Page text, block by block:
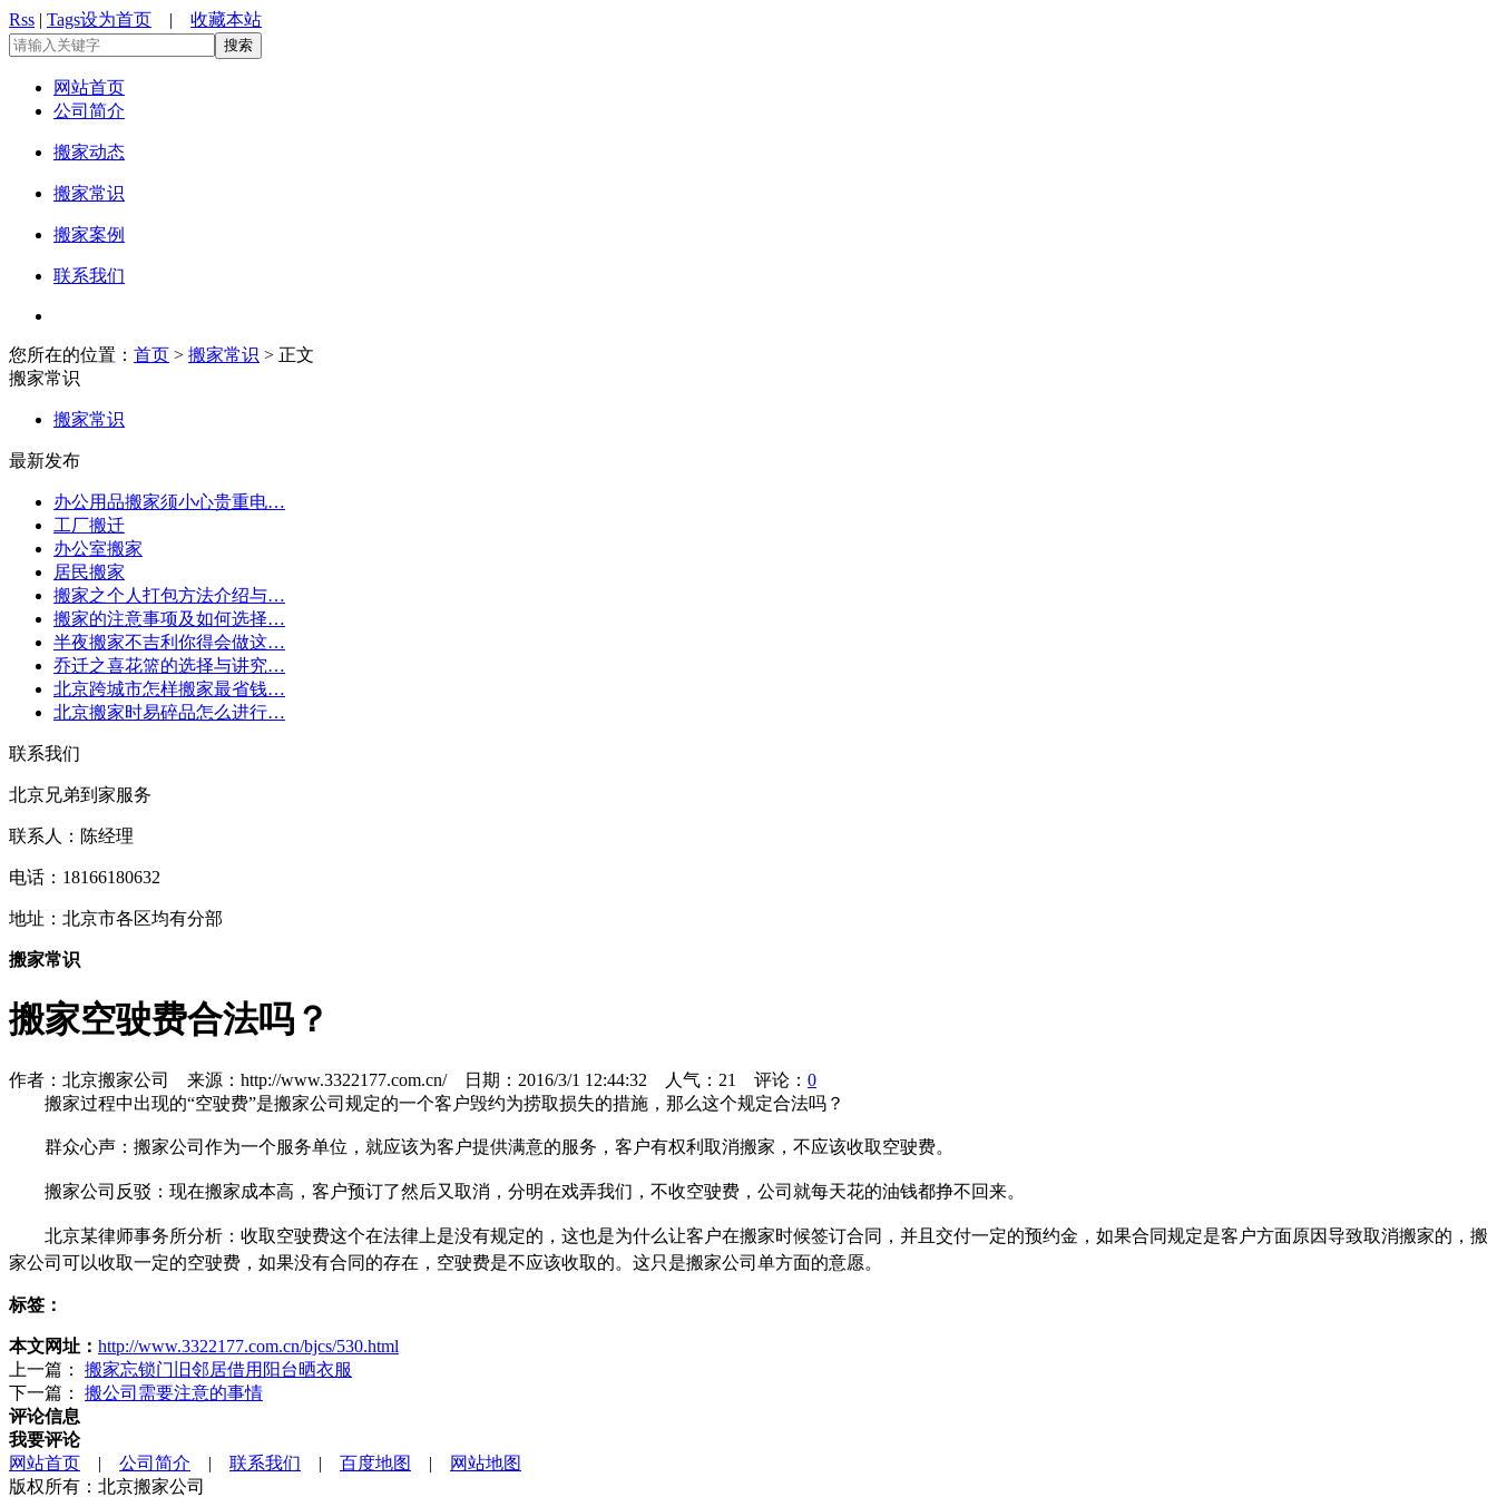
Rss | Tags设为首页 | 收藏本站
网站首页
公司简介
搬家动态
搬家常识
搬家案例
联系我们
您所在的位置： 首页 > 搬家常识 > 正文
搬家常识
搬家常识
最新发布
办公用品搬家须小心贵重电…
工厂搬迁
办公室搬家
居民搬家
搬家之个人打包方法介绍与…
搬家的注意事项及如何选择…
半夜搬家不吉利你得会做这…
乔迁之喜花篮的选择与讲究…
北京跨城市怎样搬家最省钱…
北京搬家时易碎品怎么进行…
联系我们
北京兄弟到家服务
联系人：陈经理
电话：18166180632
地址： 北京市各区均有分部
搬家常识
搬家空驶费合法吗？
作者：北京搬家公司 来源：http://www.3322177.com.cn/ 日期：2016/3/1 12:44:32 人气： 21 评论： 0
搬家过程中出现的“空驶费”是搬家公司规定的一个客户毁约为捞取损失的措施，那么这个规定合法吗？
群众心声：搬家公司作为一个服务单位，就应该为客户提供满意的服务，客户有权利取消搬家，不应该收取空驶费。
搬家公司反驳：现在搬家成本高，客户预订了然后又取消，分明在戏弄我们，不收空驶费，公司就每天花的油钱都挣不回来。
北京某律师事务所分析：收取空驶费这个在法律上是没有规定的，这也是为什么让客户在搬家时候签订合同，并且交付一定的预约金，如果合同规定是客户方面原因导致取消搬家的，搬
家公司可以收取一定的空驶费，如果没有合同的存在，空驶费是不应该收取的。这只是搬家公司单方面的意愿。
标签：
本文网址： http://www.3322177.com.cn/bjcs/530.html
上一篇： 搬家忘锁门旧邻居借用阳台晒衣服
下一篇： 搬公司需要注意的事情
评论信息
我要评论
网站首页 | 公司简介 | 联系我们 | 百度地图 |
网站地图
版权所有：北京搬家公司